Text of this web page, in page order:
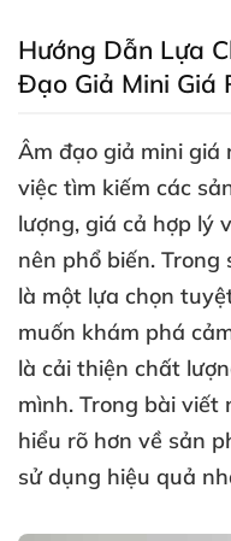
Hướng Dẫn Lựa
Đạo Giả Mini Giá
Âm đạo giả mini giá
việc tìm kiếm các
lượng, giá cả hợp lý
nên phổ biến. Trong
là một lựa chọn
muốn khám phá
là cải thiện chất
mình. Trong bài viết
hiểu rõ hơn về sản
sử dụng hiệu quả